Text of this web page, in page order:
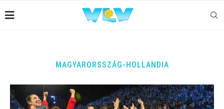
MAGYARORSSZÁG-HOLLANDIA